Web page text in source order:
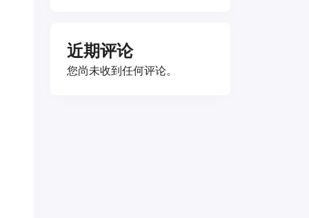
近期评论
您尚未收到任何评论。